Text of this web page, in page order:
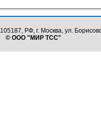
105187, РФ, г. Москва, ул.
© ООО "МИР ТСС"